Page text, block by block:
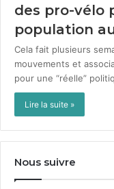
des pro-vélo
population
Cela fait plusieurs
mou­ve­ments et
pour une “réelle”
Lire la suite »
Nous suivre